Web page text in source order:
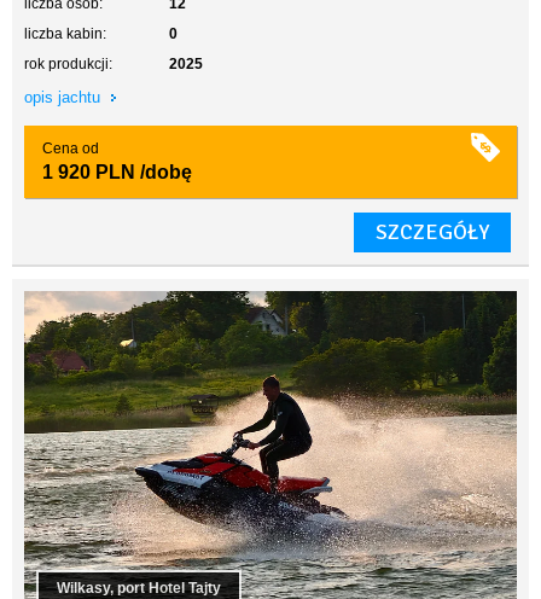
liczba osób:
12
liczba kabin:
0
rok produkcji:
2025
opis jachtu
Cena od
1 920 PLN /dobę
SZCZEGÓŁY
Wilkasy, port Hotel Tajty